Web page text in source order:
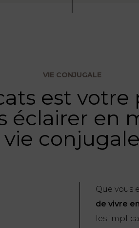
VIE CONJUGALE
est
éclairer en
vie conjugale
Que vous
de vivre
les